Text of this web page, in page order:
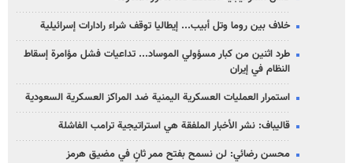
خلاف بين روما وتل أبيب... إيطاليا توقف شراء رادارات إسرائيلية
طرد اثنين من كبار مسؤولي الموساد... تداعيات فشل مؤامرة إسقاط
النظام في إيران
استمرار العمليات العسكرية اليمنية ضد المراكز العسكرية السعودية
قاليباف: نشر الأخبار الملفقة هي استراتيجية ترامب الفاشلة
محسن رضائي: لن نسمح بفتح ممر ثانٍ في مضيق هرمز